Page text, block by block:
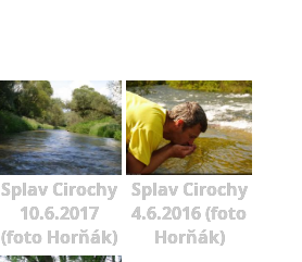
Splav Cirochy
10.6.2017
(foto Horňák)
Splav Cirochy
4.6.2016 (foto
Horňák)